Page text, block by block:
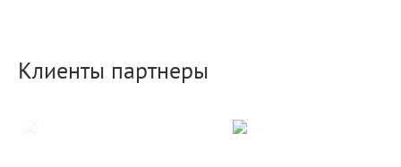
Клиенты партнеры